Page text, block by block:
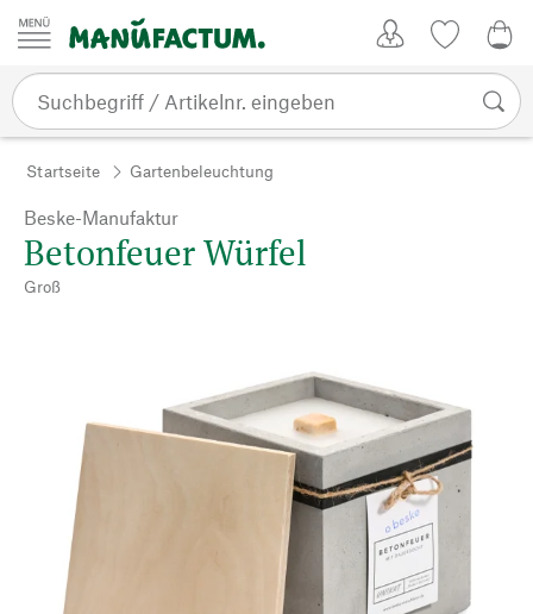
Zum Inhalt springen
Startseite Gartenbeleuchtung
Beske-Manufaktur
Betonfeuer Würfel
Groß